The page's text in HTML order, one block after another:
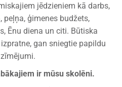
jēdzieniem kā darbs,
peļņa, ģimenes budžets,
Ēnu diena un citi. Būtiska
gan sniegtie papildu
ir mūsu skolēni.